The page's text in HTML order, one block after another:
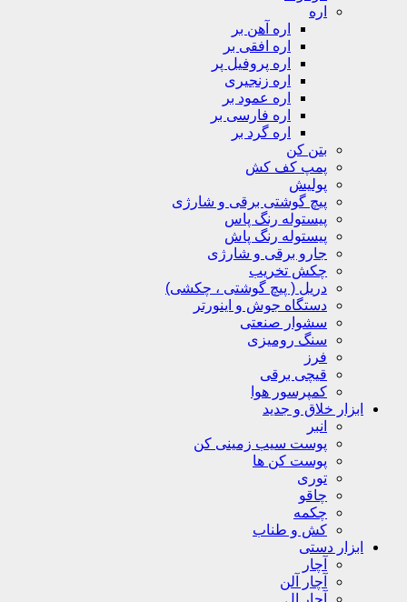
اره
اره آهن بر
اره افقی بر
اره پروفیل پر
اره زنجیری
اره عمود بر
اره فارسی بر
اره گرد بر
بتن کن
پمپ کف کش
پولیش
پیچ گوشتی برقی و شارژی
پیستوله رنگ پاس
پیستوله رنگ پاش
جارو برقی و شارژی
چکش تخریب
دریل ( پیچ گوشتی ، چکشی)
دستگاه جوش و اینورتر
سشوار صنعتی
سنگ رومیزی
فرز
قیچی برقی
کمپرسور هوا
ابزار خلاق و جدید
انبر
پوست سیب زمینی کن
پوست کن ها
توری
چاقو
چکمه
کش و طناب
ابزار دستی
آچار
آچار آلن